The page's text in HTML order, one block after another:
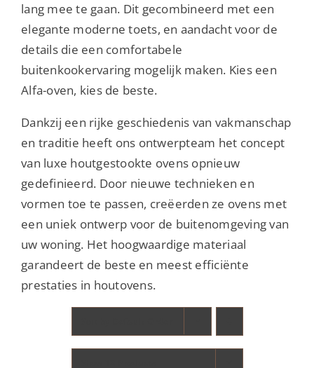
lang mee te gaan. Dit gecombineerd met een
elegante moderne toets, en aandacht voor de
details die een comfortabele
buitenkookervaring mogelijk maken. Kies een
Alfa-oven, kies de beste.
Dankzij een rijke geschiedenis van vakmanschap
en traditie heeft ons ontwerpteam het concept
van luxe houtgestookte ovens opnieuw
gedefinieerd. Door nieuwe technieken en
vormen toe te passen, creëerden ze ovens met
een uniek ontwerp voor de buitenomgeving van
uw woning. Het hoogwaardige materiaal
garandeert de beste en meest efficiënte
prestaties in houtovens.